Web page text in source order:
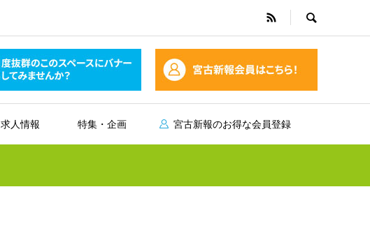
求人情報 特集・企画 宮古新報のお得な会員登録